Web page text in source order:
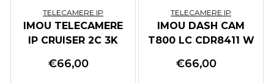
TELECAMERE IP
IMOU TELECAMERE
IP CRUISER 2C 3K
COLOR 4MP 3.6 MM
€66,00
TELECAMERE IP
IMOU DASH CAM
T800 LC CDR8411 W
€66,00